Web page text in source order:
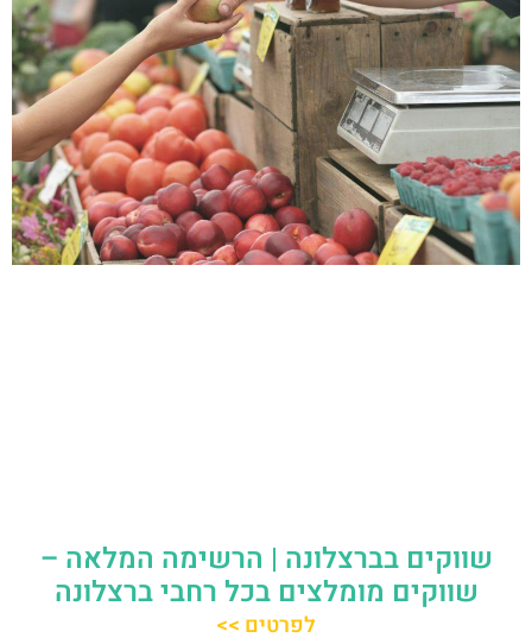
שווקים בברצלונה | הרשימה המלאה –
שווקים מומלצים בכל רחבי ברצלונה
לפרטים >>